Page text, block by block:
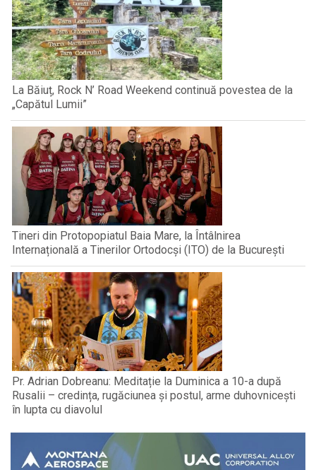
La Băiuț, Rock N’ Road Weekend continuă povestea de la
„Capătul Lumii”
Tineri din Protopopiatul Baia Mare, la Întâlnirea
Internațională a Tinerilor Ortodocși (ITO) de la București
Pr. Adrian Dobreanu: Meditație la Duminica a 10-a după
Rusalii – credința, rugăciunea și postul, arme duhovnicești
în lupta cu diavolul